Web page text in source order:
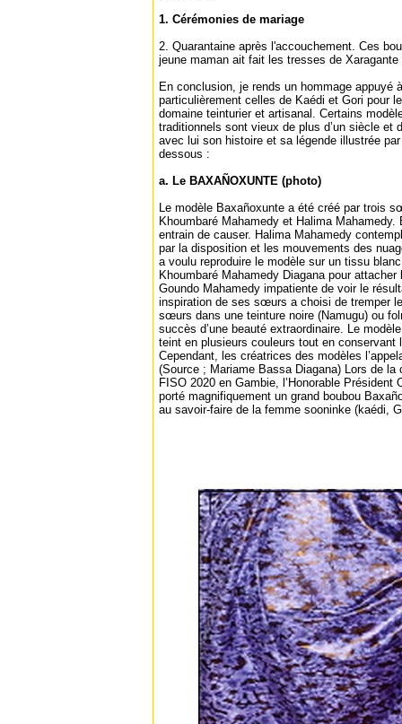
1. Cérémonies de mariage
2. Quarantaine après l'accouchement. Ces
jeune maman ait fait les tresses de Xaragante
En conclusion, je rends un hommage appuyé
particulièrement celles de Kaédi et Gori pour
domaine teinturier et artisanal. Certains
traditionnels sont vieux de plus d’un siècle et
avec lui son histoire et sa légende illustrée
dessous :
a. Le BAXAÑOXUNTE (photo)
Le modèle Baxañoxunte a été créé par trois
Khoumbaré Mahamedy et Halima
entrain de causer. Halima Mahamedy
par la disposition et les mouvements des
a voulu reproduire le modèle sur un tissu
Khoumbaré Mahamedy Diagana pour
Goundo Mahamedy impatiente de voir le
inspiration de ses sœurs a choisi de tremper
sœurs dans une teinture noire (Namugu) ou
succès d’une beauté extraordinaire. Le
teint en plusieurs couleurs tout en conservant
Cependant, les créatrices des modèles
(Source ; Mariame Bassa Diagana) Lors de la
FISO 2020 en Gambie, l’Honorable Président
porté magnifiquement un grand boubou
au savoir-faire de la femme sooninke (kaédi,